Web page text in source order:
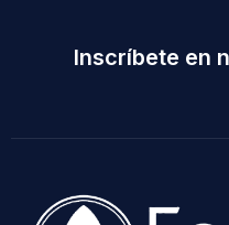
Inscríbete en